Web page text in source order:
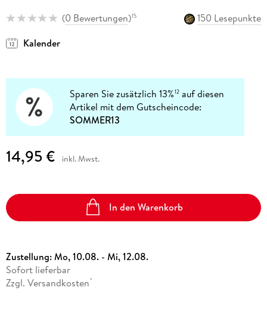
(0 Bewertungen)15
150 Lesepunkte
Kalender
Sparen Sie zusätzlich 13%12 auf diesen
Artikel mit dem Gutscheincode:
SOMMER13
14,95 € inkl. Mwst.
In den Warenkorb
Zustellung:Mo, 10.08. - Mi, 12.08.
Sofort lieferbar
Zzgl. Versandkosten *